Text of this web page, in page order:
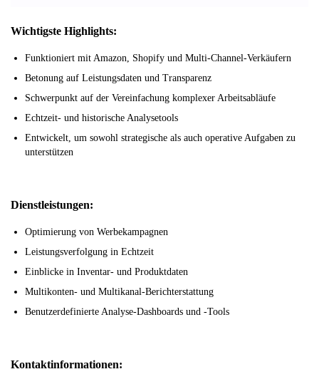
Wichtigste Highlights:
Funktioniert mit Amazon, Shopify und Multi-Channel-Verkäufern
Betonung auf Leistungsdaten und Transparenz
Schwerpunkt auf der Vereinfachung komplexer Arbeitsabläufe
Echtzeit- und historische Analysetools
Entwickelt, um sowohl strategische als auch operative Aufgaben zu
unterstützen
Dienstleistungen:
Optimierung von Werbekampagnen
Leistungsverfolgung in Echtzeit
Einblicke in Inventar- und Produktdaten
Multikonten- und Multikanal-Berichterstattung
Benutzerdefinierte Analyse-Dashboards und -Tools
Kontaktinformationen: